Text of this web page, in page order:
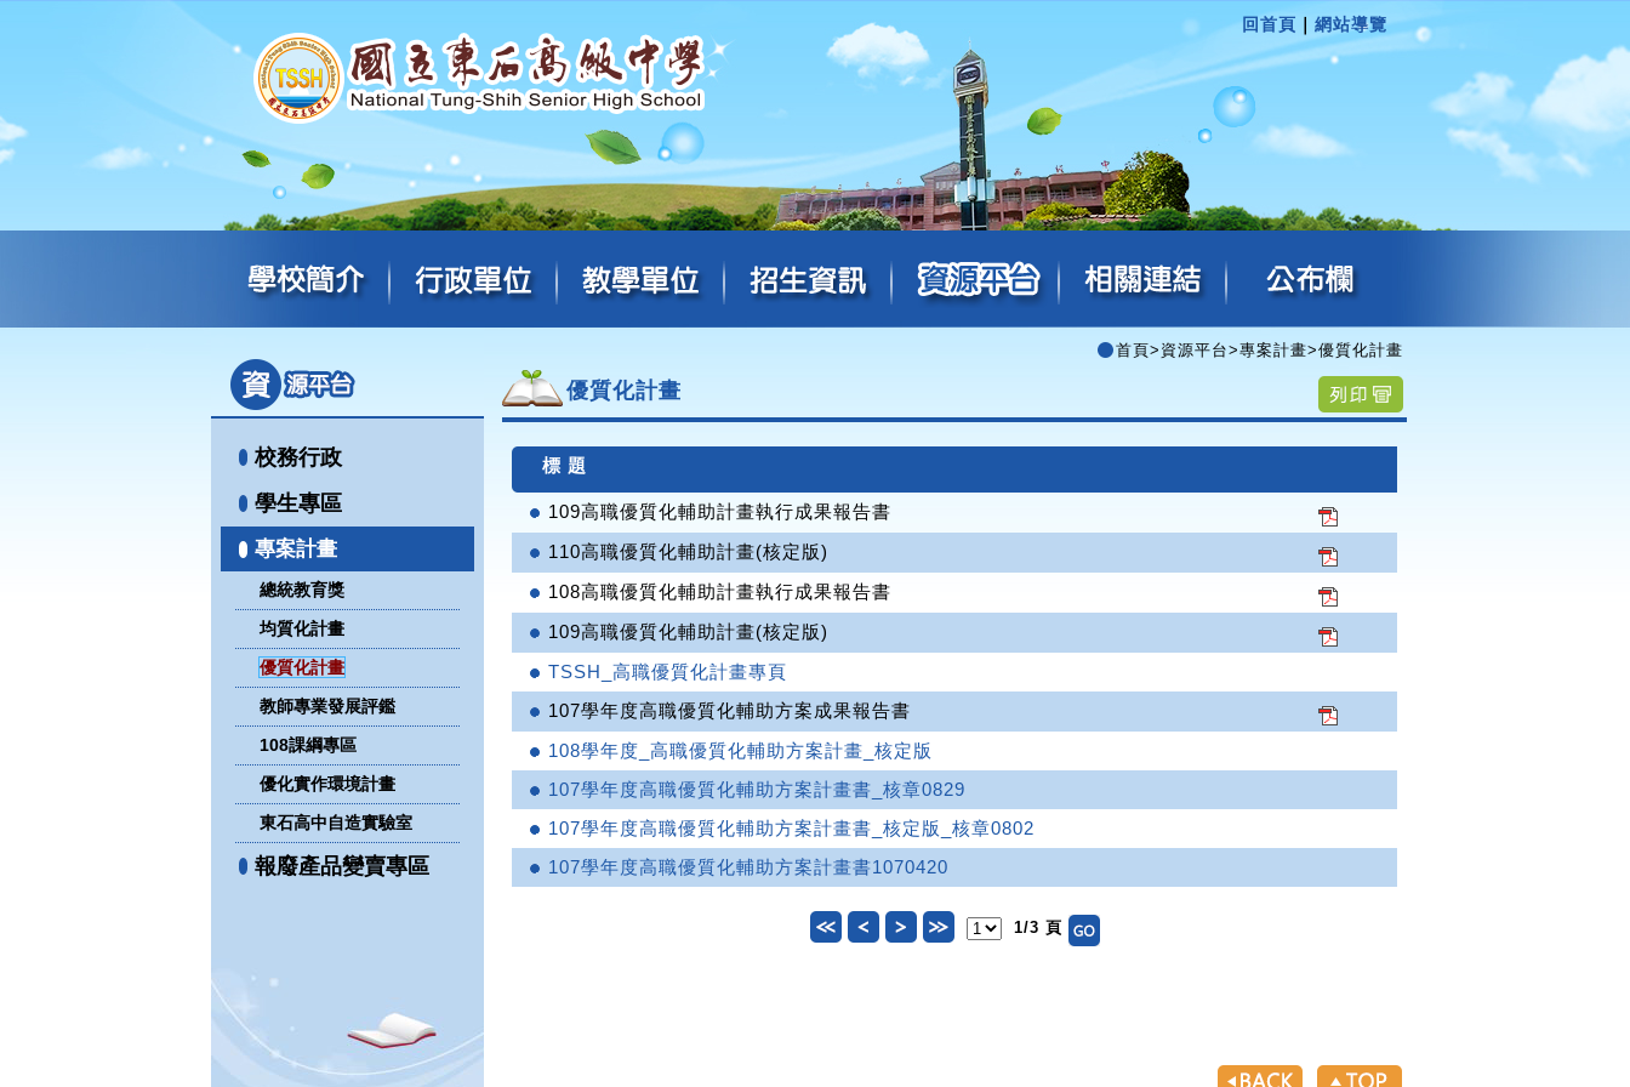
回首頁 網站導覽
校務行政
學生專區
專案計畫
總統教育獎
均質化計畫
優質化計畫
教師專業發展評鑑
108課綱專區
優化實作環境計畫
東石高中自造實驗室
報廢產品變賣專區
首頁> 資源平台>專案計畫>優質化計畫
優質化計畫
標 題
109高職優質化輔助計畫執行成果報告書
110高職優質化輔助計畫(核定版)
108高職優質化輔助計畫執行成果報告書
109高職優質化輔助計畫(核定版)
TSSH_高職優質化計畫專頁
107學年度高職優質化輔助方案成果報告書
108學年度_高職優質化輔助方案計畫_核定版
107學年度高職優質化輔助方案計畫書_核章0829
107學年度高職優質化輔助方案計畫書_核定版_核章0802
107學年度高職優質化輔助方案計畫書1070420
1/3 頁